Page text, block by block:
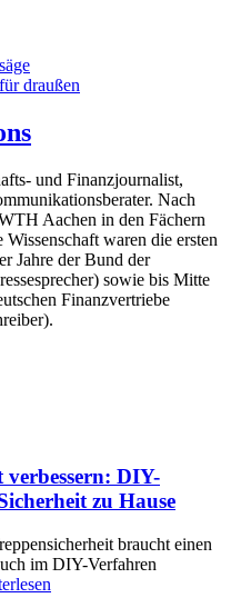
draußen
und Finanzjournalist,
Nach
Aachen in den Fächern
waren die ersten
Jahre der Bund der
sowie bis Mitte
Finanzvertriebe
verbessern: DIY-
zu Hause
braucht einen
im DIY-Verfahren